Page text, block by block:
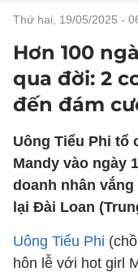
thứ hai, 19/05/2025 -
Hơn 100
qua đời: 2
đến đám
Uông Tiểu Phi tổ
Mandy vào ngày
doanh nhân
lại Đài Loan
Uông Tiểu Phi
hôn lễ với hot girl